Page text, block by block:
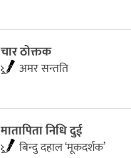
चार ठोक्तक
अमर सन्तति
मातापिता निधि दुई
बिन्दु दहाल ‘मूकदर्शक’